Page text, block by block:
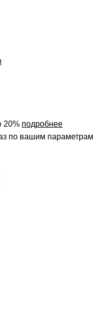
20% подробнее
по вашим параметрам